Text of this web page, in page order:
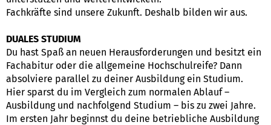
Fachkräfte sind unsere Zukunft. Deshalb bilden wir aus.
DUALES STUDIUM
Du hast Spaß an neuen Herausforderungen und besitzt ein
Fachabitur oder die allgemeine Hochschulreife? Dann
absolviere parallel zu deiner Ausbildung ein Studium.
Hier sparst du im Vergleich zum normalen Ablauf –
Ausbildung und nachfolgend Studium – bis zu zwei Jahre.
Im ersten Jahr beginnst du deine betriebliche Ausbildung